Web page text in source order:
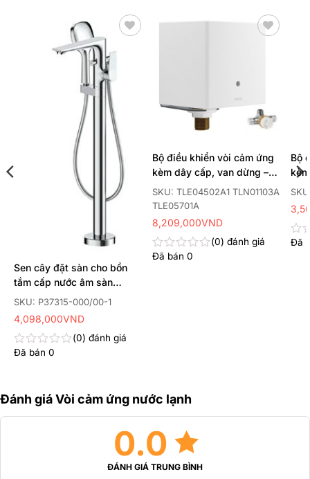
SKU: P37315-000/00-1
Sen cây đặt sàn cho bồn
tắm cấp nước âm sàn
P37315-000/00-1
Được
5
0
đánh giá
Đã bán 0
4,098,000VND
SKU: TLE04502A1 TLN01103A
TLE05701A
Bộ điều khiển vòi cảm ứng
kèm dây cấp, van dừng –
van nhiệt độ
Được
0
đánh giá
Đã bán 0
8,209,000VND
Bộ
Đã
Đánh giá Vòi cảm ứng nước lạnh
0.0
ĐÁNH GIÁ TRUNG BÌNH